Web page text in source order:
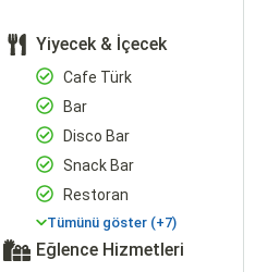
Yiyecek & İçecek
Cafe Türk
Bar
Disco Bar
Snack Bar
Restoran
Tümünü göster (+7)
Eğlence Hizmetleri